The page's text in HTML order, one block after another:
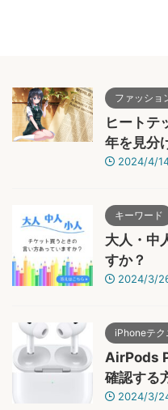
ファッショ
ヒートテ
年を見分
2024/4/
キーワード
大人・中
すか？
2024/3/
iPhoneテク
AirPods
確認する
2024/3/